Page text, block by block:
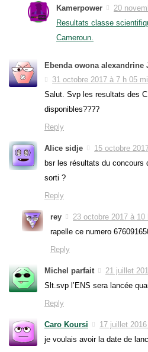
Kamerpower
20
Resultats classe
Cameroun.
Ebenda owona alexandrine
31 octobre 2017 à 7 h 05
Salut. Svp les resultats des
disponibles????
Reply
Alice sidje
15 octobre
bsr les résultats du concours
sorti ?
Reply
rey
23 octobre 2017 à 10
rapelle ce numero
Reply
Michel parfait
21 juillet
Slt.svp l’ENS sera lancée
Reply
Caro Koursi
17 juillet
je voulais avoir la date de